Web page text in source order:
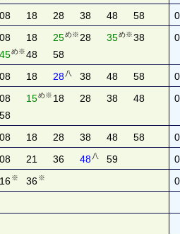
08 18 28 38 48 58
08 18 25め※ 28 35め※38
45め※48 58
08 18 28 八 38 48 58
08 15め※ 18 28 38
48
58
08 18 28 38 48 58
08 21 36 48 八 59
16※ 36※